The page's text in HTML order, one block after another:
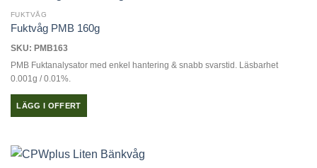
flera
De
olika
alternativen
kan
FUKTVÅG
Fuktvåg PMB 160g
SKU: PMB163
PMB Fuktanalysator med enkel hantering & snabb svarstid. Läsbarhet
0.001g / 0.01%.
LÄGG I OFFERT